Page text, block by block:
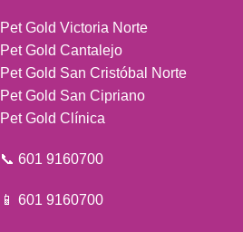
Pet Gold Victoria Norte
Pet Gold Cantalejo
Pet Gold San Cristóbal Norte
Pet Gold San Cipriano
Pet Gold Clínica
📞 601 9160700
📱 601 9160700